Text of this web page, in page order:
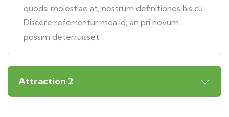
quodsi molestiae at, nostrum definitiones his cu.
Discere referrentur mea id, an pri novum
possim deterruisset.
Attraction 2